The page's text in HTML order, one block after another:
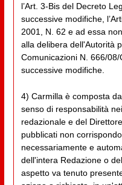
l’Art. 3-Bis del Decreto
successive modifiche,
2001, N. 62 e ad essa
alla delibera dell'Autorità
Comunicazioni N. 666/
successive modifiche.
4) Carmilla è composta
senso di responsabilità
redazionale e del
pubblicati non
necessariamente e
dell'intera Redazione o
aspetto va tenuto